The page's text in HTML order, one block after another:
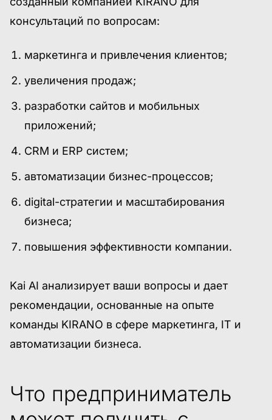
консультаций по вопросам:
маркетинга и привлечения клиентов;
увеличения продаж;
разработки сайтов и мобильных
приложений;
CRM и ERP систем;
автоматизации бизнес-процессов;
digital-стратегии и масштабирования
бизнеса;
повышения эффективности компании.
Kai AI анализирует ваши вопросы и дает
рекомендации, основанные на опыте
команды KIRANO в сфере маркетинга, IT и
автоматизации бизнеса.
Что предприниматель